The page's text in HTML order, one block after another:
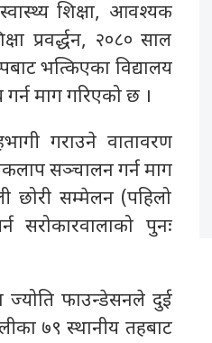
शिक्षा, आवश्यक
प्रवर्द्धन, २०८० साल
भत्किएका विद्यालय
गर्न माग गरिएको छ ।
गराउने वातावरण
सञ्चालन गर्न माग
छोरी सम्मेलन (पहिलो
सरोकारवालाको पुनः
ज्योति फाउन्डेसनले दुई
७९ स्थानीय तहबाट